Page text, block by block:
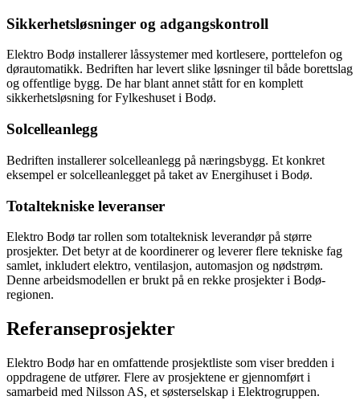
Sikkerhetsløsninger og adgangskontroll
Elektro Bodø installerer låssystemer med kortlesere, porttelefon og
dørautomatikk. Bedriften har levert slike løsninger til både borettslag
og offentlige bygg. De har blant annet stått for en komplett
sikkerhetsløsning for Fylkeshuset i Bodø.
Solcelleanlegg
Bedriften installerer solcelleanlegg på næringsbygg. Et konkret
eksempel er solcelleanlegget på taket av Energihuset i Bodø.
Totaltekniske leveranser
Elektro Bodø tar rollen som totalteknisk leverandør på større
prosjekter. Det betyr at de koordinerer og leverer flere tekniske fag
samlet, inkludert elektro, ventilasjon, automasjon og nødstrøm.
Denne arbeidsmodellen er brukt på en rekke prosjekter i Bodø-
regionen.
Referanseprosjekter
Elektro Bodø har en omfattende prosjektliste som viser bredden i
oppdragene de utfører. Flere av prosjektene er gjennomført i
samarbeid med Nilsson AS, et søsterselskap i Elektrogruppen.